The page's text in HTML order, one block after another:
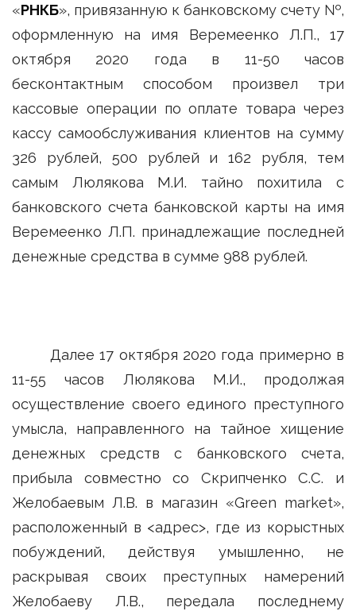
«РНКБ», привязанную к банковскому счету №,
оформленную на имя Веремеенко Л.П., 17
октября 2020 года в 11-50 часов
бесконтактным способом произвел три
кассовые операции по оплате товара через
кассу самообслуживания клиентов на сумму
326 рублей, 500 рублей и 162 рубля, тем
самым Люлякова М.И. тайно похитила с
банковского счета банковской карты на имя
Веремеенко Л.П. принадлежащие последней
денежные средства в сумме 988 рублей.
Далее 17 октября 2020 года примерно в
11-55 часов Люлякова М.И., продолжая
осуществление своего единого преступного
умысла, направленного на тайное хищение
денежных средств с банковского счета,
прибыла совместно со Скрипченко С.С. и
Желобаевым Л.В. в магазин «Green market»,
расположенный в <адрес>, где из корыстных
побуждений, действуя умышленно, не
раскрывая своих преступных намерений
Желобаеву Л.В., передала последнему